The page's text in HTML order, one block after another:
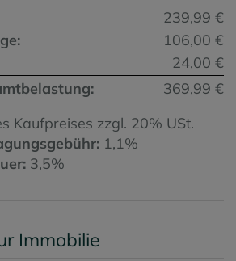
239,99 €
106,00 €
24,00 €
369,99 €
Kaufpreises zzgl. 20% USt.
1,1%
3,5%
Immobilie